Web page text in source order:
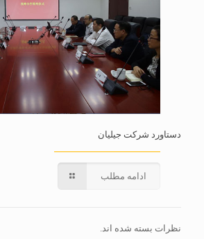
دستاورد شرکت جیلیان
ادامه مطلب
نظرات بسته شده اند.